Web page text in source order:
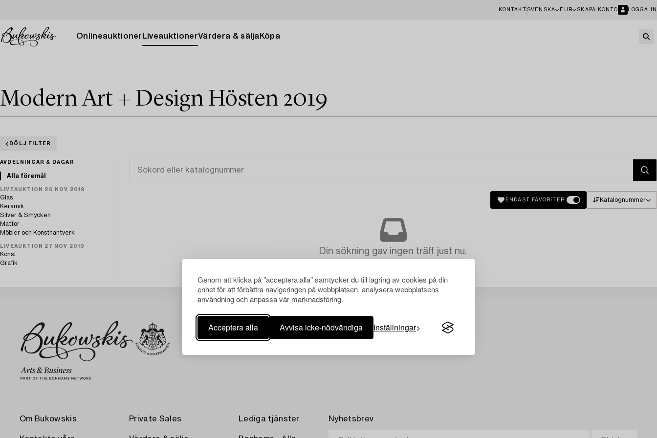
Genom att klicka på "acceptera alla" samtycker du till lagring av cookies på din
enhet för att förbättra navigeringen på webbplatsen, analysera webbplatsens
användning och anpassa vår marknadsföring.
Acceptera alla Avvisa icke-nödvändiga Inställningar
KONTAKT SVENSKA EUR SKAPA KONTO LOGGA IN
Onlineauktioner LiveauktionerVärdera & sälja Köpa
Modern Art + Design Hösten 2019
DÖLJ FILTER
AVDELNINGAR & DAGAR
Alla föremål
LIVEAUKTION 26 NOV 2019
Glas
Keramik
Silver & Smycken
Mattor
Möbler och Konsthantverk
LIVEAUKTION 27 NOV 2019
Konst
Grafik
ENDAST FAVORITER Katalognummer
Din sökning gav ingen träff just nu.
Om Bukowskis Private Sales Lediga tjänster Nyhetsbrev